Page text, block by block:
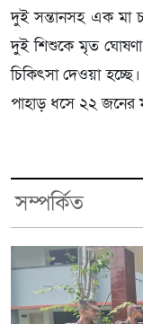
দুই সন্তানসহ এক মা
দুই শিশুকে মৃত
চিকিৎসা দেওয়া
পাহাড় ধসে ২২ জনের
সম্পর্কিত